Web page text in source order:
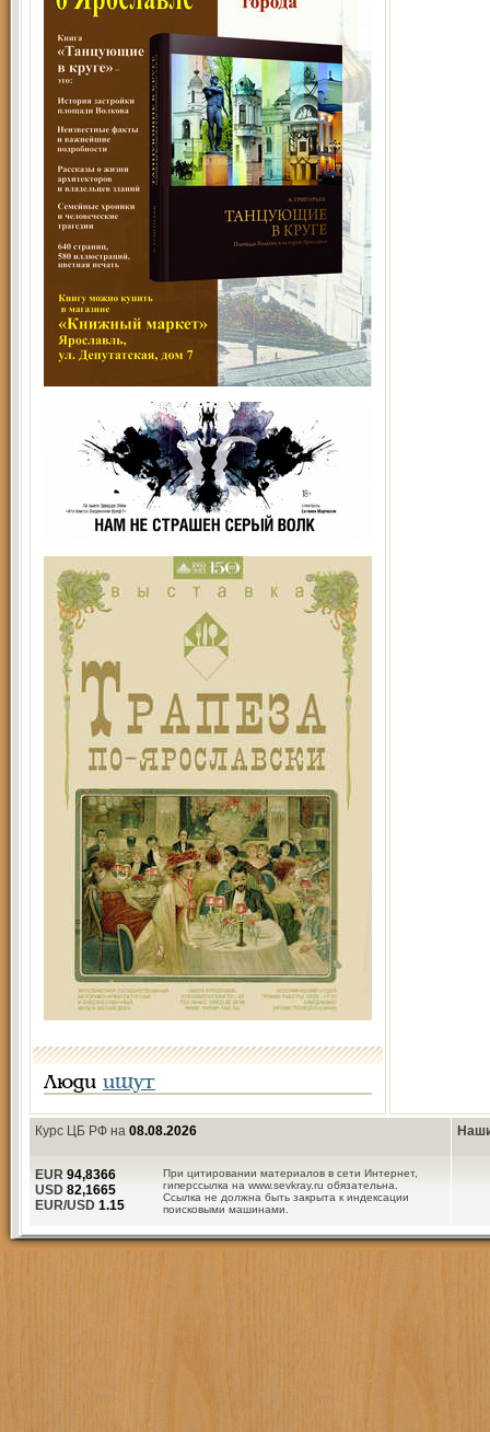
Люди ищут
Курс ЦБ РФ на 08.08.2026
При цитировании материалов в сети Интернет,
гиперссылка на www.sevkray.ru обязательна.
Ссылка не должна быть закрыта к индексации
поисковыми машинами.
EUR 94,8366
USD 82,1665
EUR/USD 1.15